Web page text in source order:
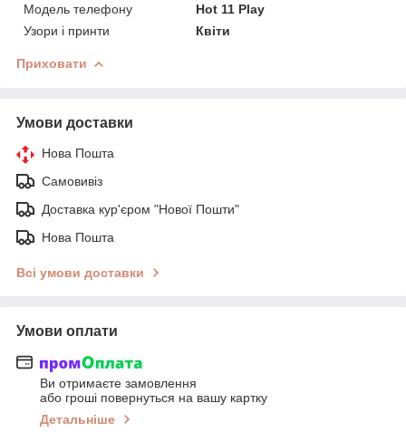
Модель телефону
Hot 11 Play
Узори і принти
Квіти
Приховати
Умови доставки
Нова Пошта
Самовивіз
Доставка кур'єром "Нової Пошти"
Нова Пошта
Всі умови доставки
Умови оплати
Ви отримаєте замовлення
або гроші повернуться на вашу картку
Детальніше